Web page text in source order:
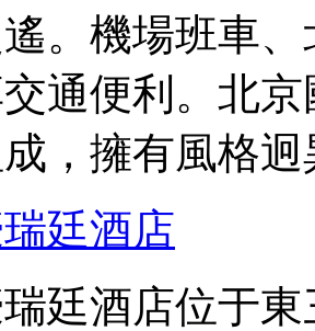
。機場班車
通便利。北
，擁有風格
廷酒店
廷酒店位于